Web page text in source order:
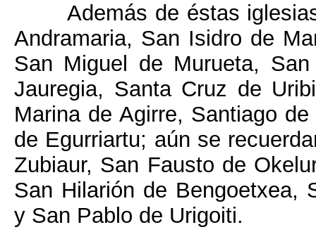
Además de éstas
Andramaria, San Isidro de
San Miguel de Murueta,
Jauregia, Santa Cruz de
Marina de Agirre, Santiago
de Egurriartu; aún se
Zubiaur, San Fausto de
San Hilarión de Bengoetxea,
y San Pablo de Urigoiti.